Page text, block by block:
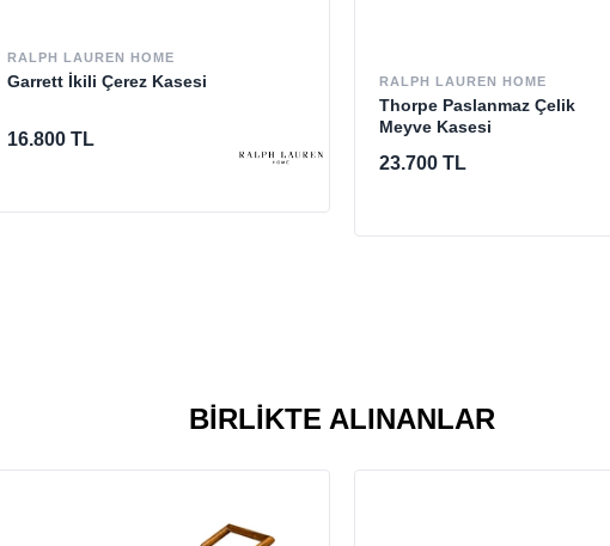
RALPH LAUREN HOME
Garrett İkili Çerez Kasesi
16.800 TL
RALPH LAUREN HOME
Thorpe Paslanmaz Çelik
Meyve Kasesi
23.700 TL
BIRLIKTE ALINANLAR